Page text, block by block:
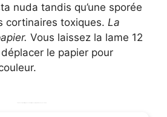
nuda tandis qu’une sporée
cortinaires toxiques. La
Vous laissez la lame 12
le papier pour